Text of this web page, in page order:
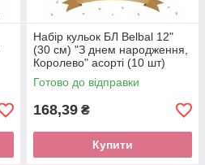
Набір кульок БЛ Belbal 12"
(30 см) "З днем народження,
Королево" асорті (10 шт)
Готово до відправки
168,39 ₴
Купити